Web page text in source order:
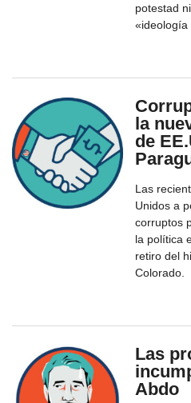
potestad
«ideología
la
de
Las
Unidos a
corruptos
la política
retiro del
Colorado.
Las
Abdo